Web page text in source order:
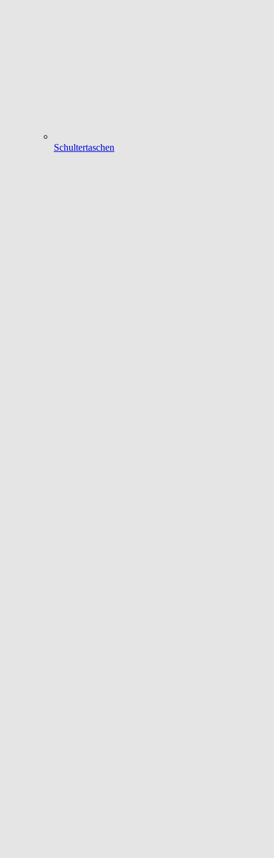
Schultertaschen